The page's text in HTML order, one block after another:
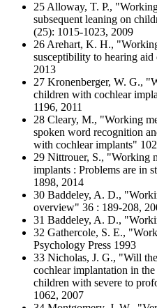
25 Alloway, T. P.,
subsequent leaning on
(25): 1015-1023, 2009
26 Arehart, K. H.,
susceptibility to hearing
2013
27 Kronenberger, W. G.,
children with cochlear
1196, 2011
28 Cleary, M., "Working
spoken word recognition
with cochlear implants"
29 Nittrouer, S., "Working
implants : Problems are in
1898, 2014
30 Baddeley, A. D.,
overview" 36 : 189-208,
31 Baddeley, A. D.,
32 Gathercole, S. E.,
Psychology Press 1993
33 Nicholas, J. G., "Will
cochlear implantation in
children with severe to
1062, 2007